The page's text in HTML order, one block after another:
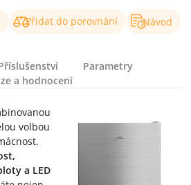
Přidat do porovnání
Návod
Parametry
a hodnocení
volbou
a LED